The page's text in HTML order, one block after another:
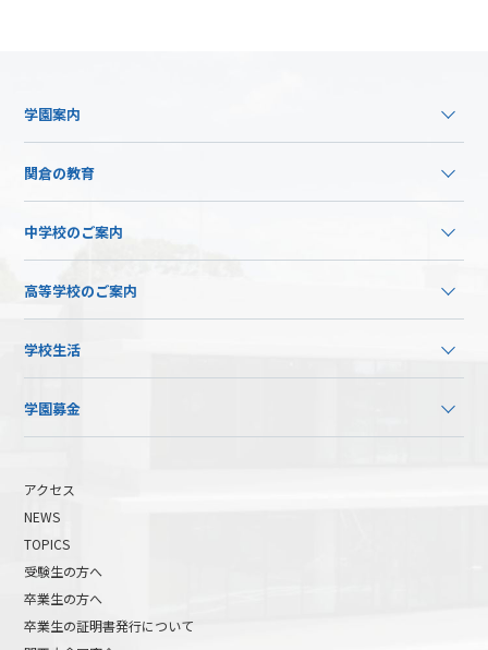
学園案内
関倉の教育
中学校のご案内
高等学校のご案内
学校生活
学園募金
アクセス
NEWS
TOPICS
受験生の方へ
卒業生の方へ
卒業生の証明書発行について